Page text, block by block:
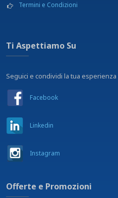
Termini e Condizioni
Ti Aspettiamo Su
Seguici e condividi la tua esperienza
Facebook
Linkedin
Instagram
Offerte e Promozioni